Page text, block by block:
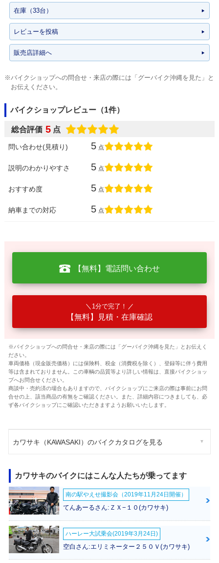
在庫（33台）
レビューを投稿
販売店詳細へ
※バイクショップへの問合せ・来店の際には「グーバイク沖縄を見た」と
お伝えください。
バイクショップレビュー（1件）
総合評価 5 点
問い合わせ(見積り) 5 点
説明のわかりやすさ 5 点
おすすめ度 5 点
納車までの対応 5 点
【無料】電話問い合わせ
1分で完了！
【無料】見積・在庫確認
※バイクショップへの問合せ・来店の際には「グーバイク沖縄を見た」とお伝えく
ださい。
車両価格（現金販売価格）には保険料、税金（消費税を除く）、登録等に伴う費用
等は含まれておりません。この車輌の品質等より詳しい情報は、直接バイクショッ
プへお問合せください。
商談中・売約済の場合もありますので、バイクショップにご来店の際は事前にお問
合せの上、該当商品の有無をご確認ください。また、詳細内容につきましても、必
ず各バイクショップにご確認いただきますようお願いいたします。
カワサキ（KAWASAKI）のバイクカタログを見る
カワサキのバイクにはこんな人たちが乗ってます
南の駅やえせ撮影会（2019年11月24日開催）
てんあーるさん:ＺＸ−１０(カワサキ)
ハーレー大試乗会(2019年3月24日)
空白さん:エリミネーター２５０Ｖ(カワサキ)